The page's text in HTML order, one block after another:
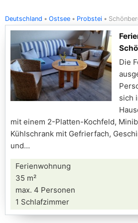
Deutschland Ostsee Probstei
Die
sich
mit einem 2-Platten-Kochfeld,
Kühlschrank mit Gefrierfach,
und
Ferienwohnung
35 m²
max. 4 Personen
1 Schlafzimmer